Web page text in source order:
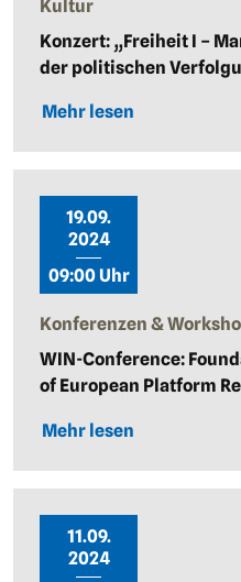
Kultur
Konzert: „Freiheit I –
der politischen
Mehr lesen
19.09.
2024
09:00 Uhr
Konferenzen &
WIN-Conference:
of European Platform
Mehr lesen
11.09.
2024